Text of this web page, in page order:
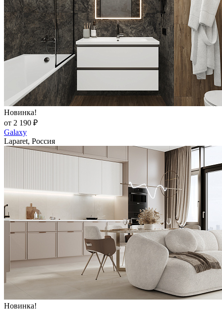
Новинка!
от 2 190 ₽
Galaxy
Laparet, Россия
Новинка!